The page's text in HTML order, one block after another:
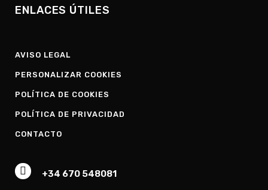
ENLACES ÚTILES
AVISO LEGAL
PERSONALIZAR COOKIES
POLÍTICA DE COOKIES
POLÍTICA DE PRIVACIDAD
CONTACTO
+34 670 548081